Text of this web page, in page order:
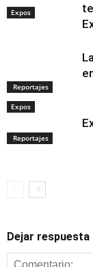
Expos
Expos
Reportajes
Reportajes
Dejar respuesta